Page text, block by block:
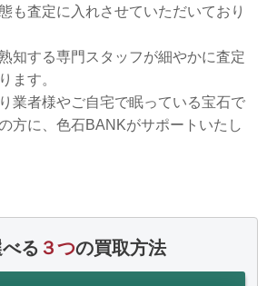
も査定に入れさせていただいており
知する専門スタッフが細やかに査定
ます。
業者様やご自宅で眠っている宝石で
方に、色石BANKがサポートいたし
る ３つの買取方法